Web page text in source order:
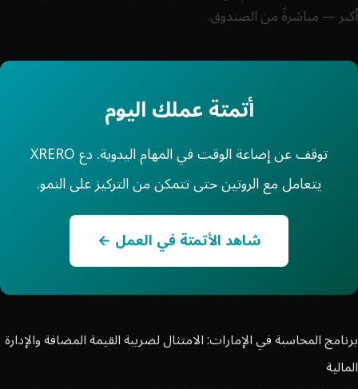
أكبر — مباشرةً من الصندوق.
أتمتة عملك اليوم
توقف عن إضاعة الوقت في المهام اليدوية. دع XRERO
يتعامل مع الروتين حتى تتمكن من التركيز على النمو.
شاهد الأتمتة في العمل ←
برنامج المحاسبة في الإمارات: الامتثال لضريبة القيمة المضافة والإدارة
المالية